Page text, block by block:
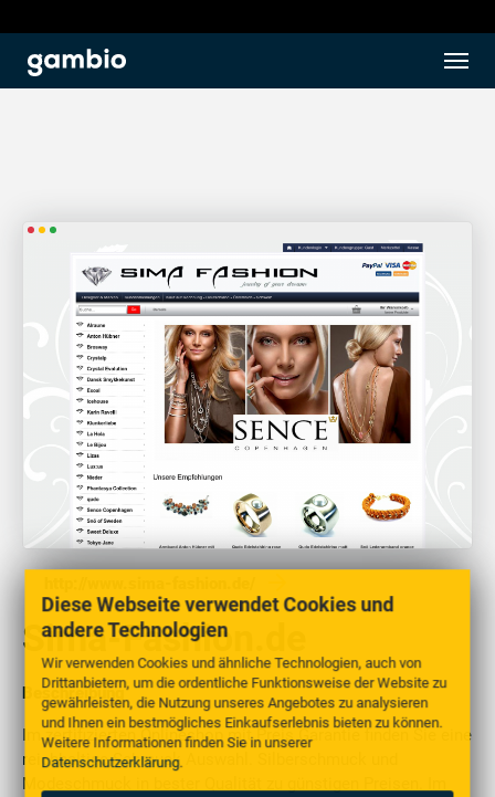
Diese Webseite verwendet Cookies und
andere Technologien
Wir verwenden Cookies und ähnliche Technologien, auch von
Drittanbietern, um die ordentliche Funktionsweise der Website zu
gewährleisten, die Nutzung unseres Angebotes zu analysieren
und Ihnen ein bestmögliches Einkaufserlebnis bieten zu können.
Weitere Informationen finden Sie in unserer
Datenschutzerklärung.
Sima-Fashion.de
Beschreibung
Im zertifizierten Onlineshop mit Preis Garantie finden Sie eine
reichhaltige Schmuck Auswahl. Silberschmuck und
Modeschmuck in bester Qualität zu günstigen Preisen. Im